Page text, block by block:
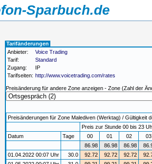
Sparbuch.de
Tarifänderungen
Anbieter:
Voice Trading
Tarif:
Standard
Zugang:
IP
Tarifseiten: http://www.voicetrading.com/rates
Preisänderung für andere Zone anzeigen - Zone (Zahl der
Preisänderungen für Zone Malediven (Werktag) / Gültigkeit
Preis zur Stunde 00 bis 23
Datum
Tage 00 01 02
86.98
86.98 86.98
01.04.2022 00:07 Uhr
30.0 92.72 92.72 92.72